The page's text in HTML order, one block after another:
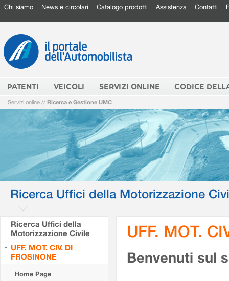
Chi siamo News e circolari Catalogo prodotti Assistenza Contatti
PATENTI VEICOLI SERVIZI ONLINE CODICE
Servizi online // Ricerca e Gestione UMC
Ricerca Uffici della Motorizzazione
Ricerca Uffici della
Motorizzazione Civile
UFF. MOT. CIV. DI
FROSINONE
Home Page
UFF. MOT.
Benvenuti sul